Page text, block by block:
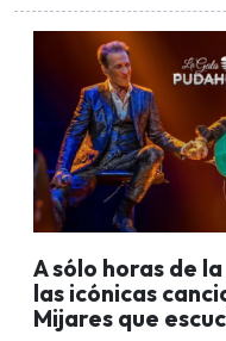
A sólo horas de
las icónicas
Mijares que